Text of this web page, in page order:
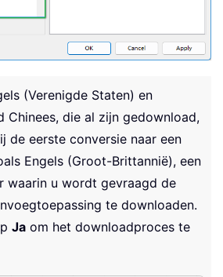
(Verenigde Staten) en
Chinees, die al zijn gedownload,
de eerste conversie naar een
Engels (Groot-Brittannië), een
waarin u wordt gevraagd de
te downloaden.
Ja om het downloadproces te